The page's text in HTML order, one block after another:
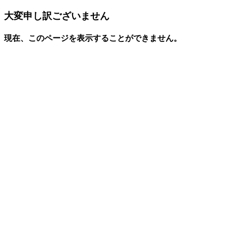
大変申し訳ございません
現在、このページを表示することができません。